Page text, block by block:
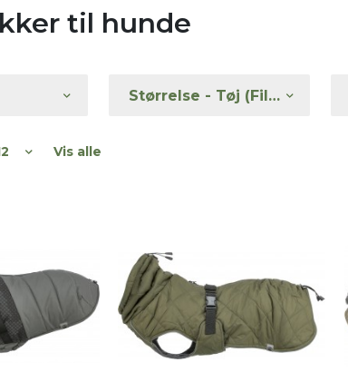
til hunde
Størrelse - Tøj (filtrering)
Vis alle